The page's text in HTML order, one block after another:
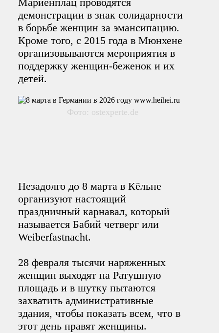
демонстрации в знак солидарности
в борьбе женщин за эмансипацию.
Кроме того, с 2015 года в Мюнхене
организовываются мероприятия в
поддержку женщин-беженок и их
детей.
Фото: ostexperte.de
Незадолго до 8 марта в Кёльне
организуют настоящий
праздничный карнавал, который
называется Бабий четверг или
Weiberfastnacht.
28 февраля тысячи наряженных
женщин выходят на Ратушную
площадь и в шутку пытаются
захватить административные
здания, чтобы показать всем, что в
этот день правят женщины.